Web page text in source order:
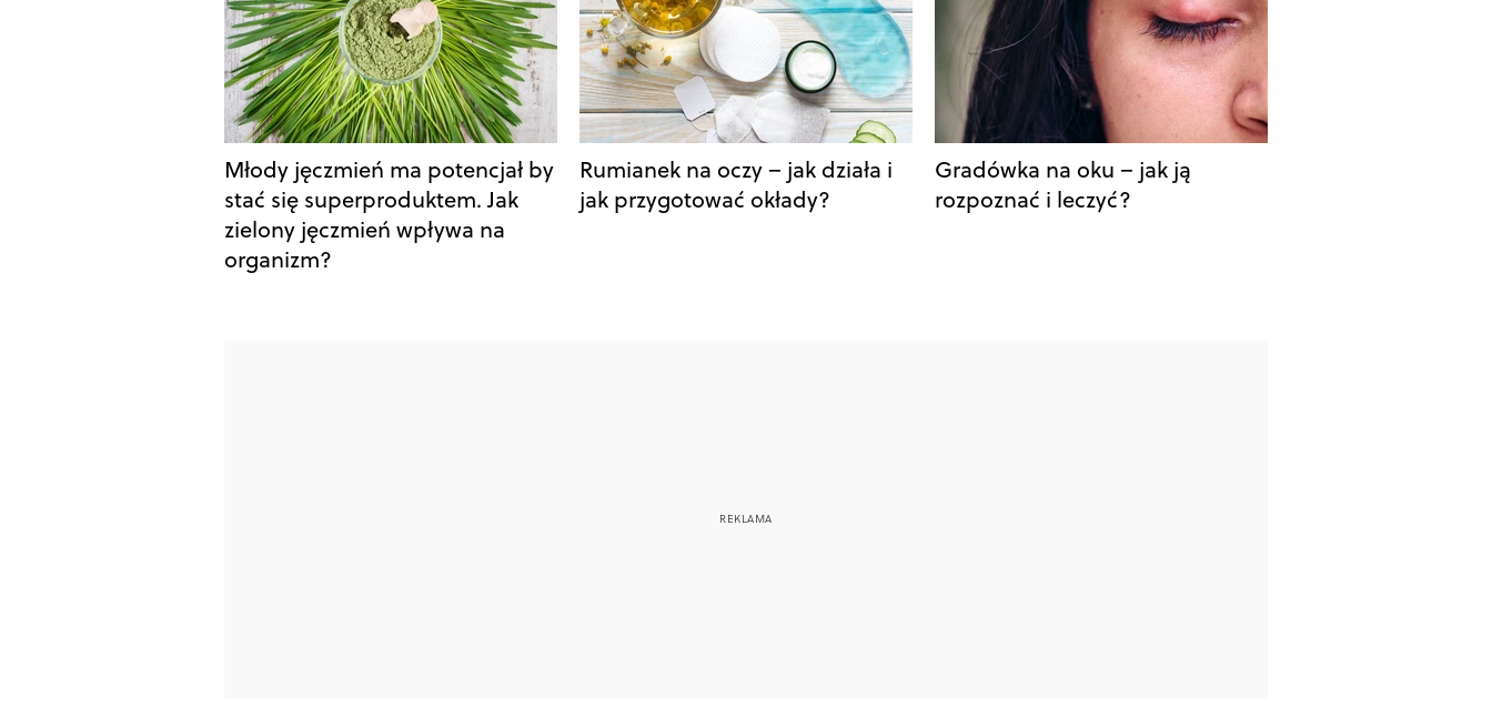
Młody jęczmień ma potencjał by
stać się superproduktem. Jak
zielony jęczmień wpływa na
organizm?
Rumianek na oczy – jak działa i
jak przygotować okłady?
Gradówka na oku – jak ją
rozpoznać i leczyć?